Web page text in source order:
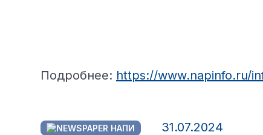
Подробнее: https://www.napinfo.ru/
НАПИ 31.07.2024